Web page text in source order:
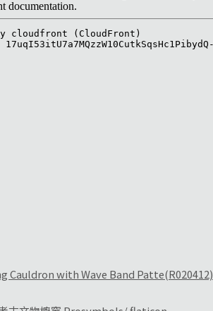
Cauldron with Wave Band Patte(R020412)